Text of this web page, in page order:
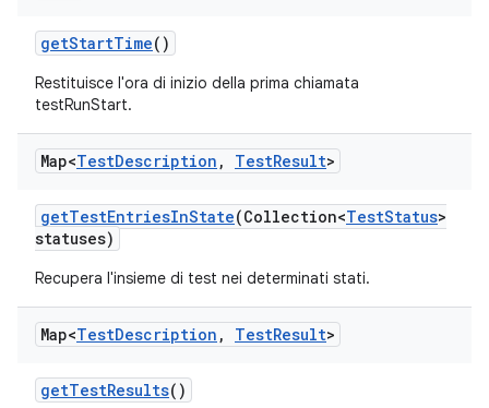
getStartTime()
Restituisce l'ora di inizio della prima chiamata
testRunStart.
Map<TestDescription , TestResult>
getTestEntriesInState(Collection<TestStatus>
statuses)
Recupera l'insieme di test nei determinati stati.
Map<TestDescription , TestResult>
getTestResults()